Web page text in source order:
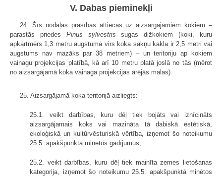
V. Dabas pieminekļi
24. Šīs nodaļas prasības attiecas uz aizsargājamiem kokiem –
parastās priedes Pinus sylvestris sugas dižkokiem (koki, kuru
apkārtmērs 1,3 metru augstumā virs koka sakņu kakla ir 2,5 metri vai
augstums nav mazāks par 38 metriem) – un teritoriju ap kokiem
vainagu projekcijas platībā, kā arī 10 metru platā joslā no tās (mērot
no aizsargājamā koka vainaga projekcijas ārējās malas).
25. Aizsargājamā koka teritorijā aizliegts:
25.1. veikt darbības, kuru dēļ tiek bojāts vai iznīcināts
aizsargājamais koks vai mazināta tā dabiskā estētiskā,
ekoloģiskā un kultūrvēsturiskā vērtība, izņemot šo noteikumu
25.5. apakšpunktā minētos gadījumus;
25.2. veikt darbības, kuru dēļ tiek mainīta zemes lietošanas
kategorija, izņemot šo noteikumu 25.5. apakšpunktā minētos